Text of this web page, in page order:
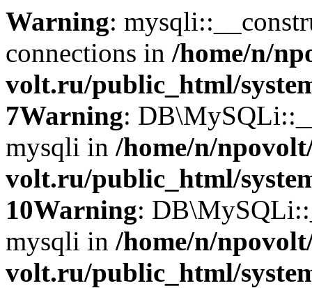
Warning:
connections in /home/n/
volt.ru/public_html/
7Warning:
mysqli in /home/n/
volt.ru/public_html/
10Warning:
mysqli in /home/n/
volt.ru/public_html/